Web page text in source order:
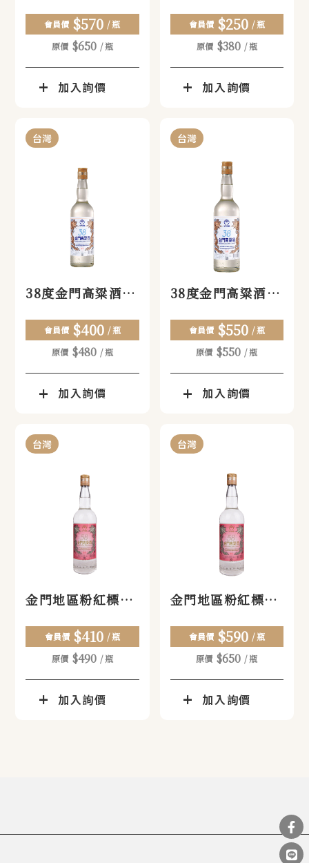
會員價 $570 / 瓶
原價 $650 / 瓶
加入詢價
會員價 $250 / 瓶
原價 $380 / 瓶
加入詢價
台灣
38度金門高粱酒
會員價 $400 / 瓶
原價 $480 / 瓶
加入詢價
台灣
38度金門高粱酒
會員價 $550 / 瓶
原價 $550 / 瓶
加入詢價
台灣
金門地區粉紅標58
會員價 $410 / 瓶
原價 $490 / 瓶
加入詢價
台灣
金門地區粉紅標58
會員價 $590 / 瓶
原價 $650 / 瓶
加入詢價